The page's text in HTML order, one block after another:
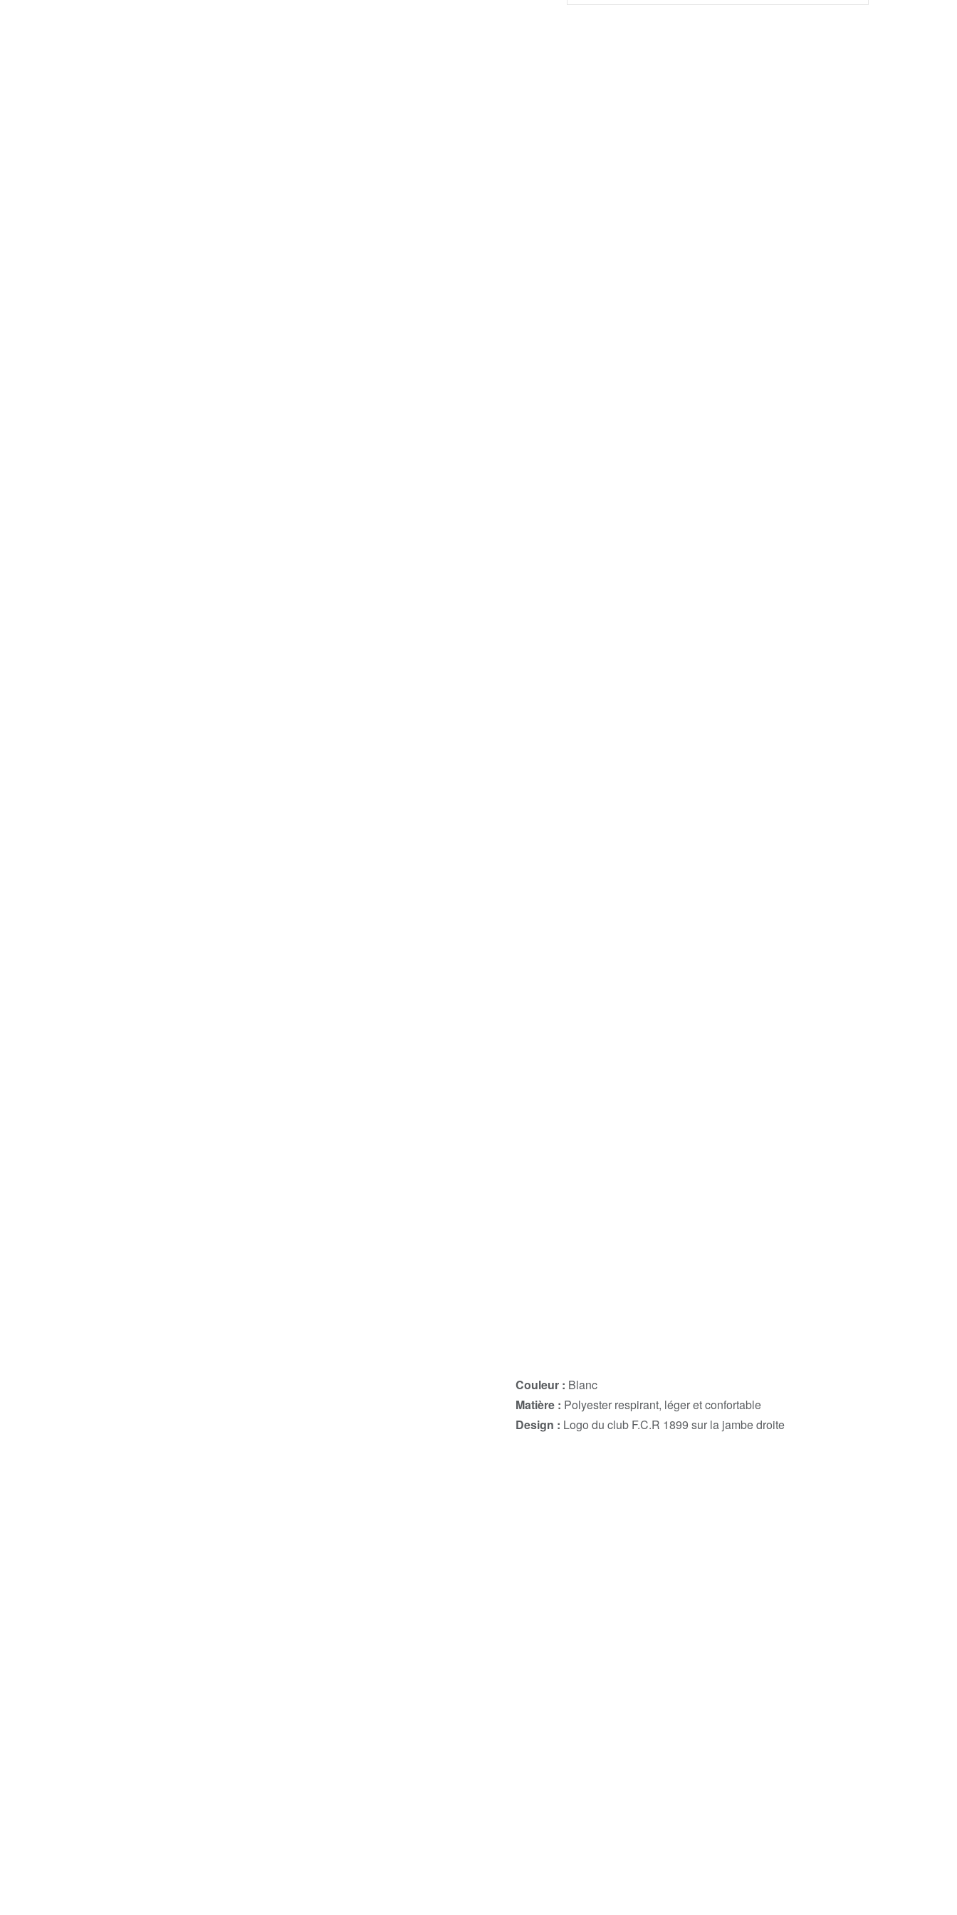
Couleur : Blanc
Matière : Polyester respirant, léger et confortable
Design : Logo du club F.C.R 1899 sur la jambe droite